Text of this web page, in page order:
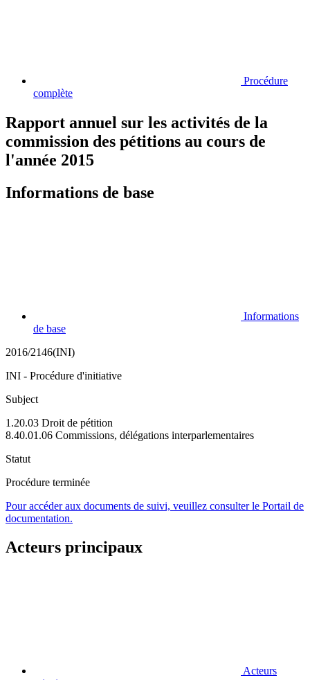
Procédure
complète
Rapport annuel sur les activités de la
commission des pétitions au cours de
l'année 2015
Informations de base
Informations
de base
2016/2146(INI)
INI - Procédure d'initiative
Subject
1.20.03 Droit de pétition
8.40.01.06 Commissions, délégations interparlementaires
Statut
Procédure terminée
Pour accéder aux documents de suivi, veuillez consulter le Portail de
documentation.
Acteurs principaux
Acteurs